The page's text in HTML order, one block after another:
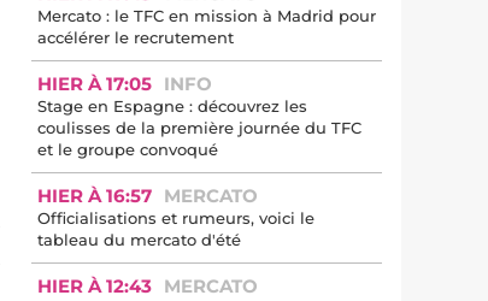
Mercato : le TFC en mission à Madrid pour
accélérer le recrutement
HIER À 17:05 INFO
Stage en Espagne : découvrez les
coulisses de la première journée du TFC
et le groupe convoqué
HIER À 16:57 MERCATO
Officialisations et rumeurs, voici le
tableau du mercato d'été
HIER À 12:43 MERCATO